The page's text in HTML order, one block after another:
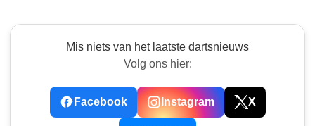
Mis niets van het laatste dartsnieuws
Volg ons hier:
Facebook Instagram X